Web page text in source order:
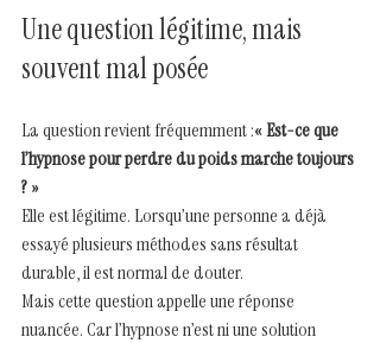
Une question légitime, mais
souvent mal posée
La question revient fréquemment :« Est-ce que
l’hypnose pour perdre du poids marche toujours
? »
Elle est légitime. Lorsqu’une personne a déjà
essayé plusieurs méthodes sans résultat
durable, il est normal de douter.
Mais cette question appelle une réponse
nuancée. Car l’hypnose n’est ni une solution